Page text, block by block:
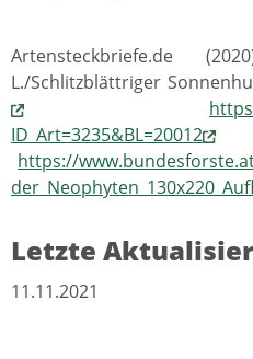
Artensteckbriefe.de
L./Schlitzblättriger
ID_Art=3235&BL=20012
https://
Letzte
11.11.2021